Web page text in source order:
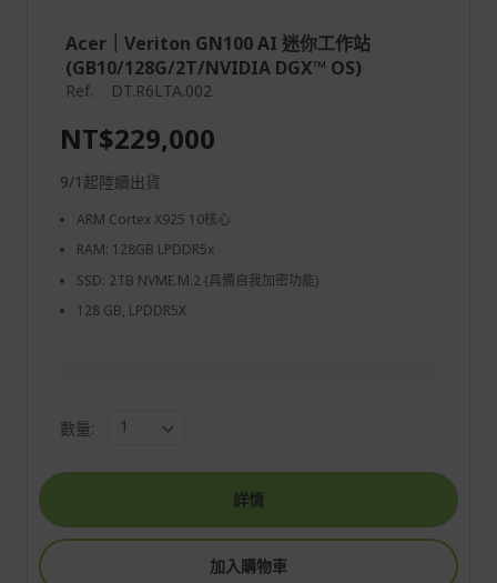
Acer｜Veriton GN100 AI 迷你工作站
(GB10/128G/2T/NVIDIA DGX™ OS)
Ref. DT.R6LTA.002
NT$229,000
9/1起陸續出貨
ARM Cortex X925 10核心
RAM: 128GB LPDDR5x
SSD: 2TB NVME.M.2 (具備自我加密功能)
128 GB, LPDDR5X
數量:
詳情
加入購物車